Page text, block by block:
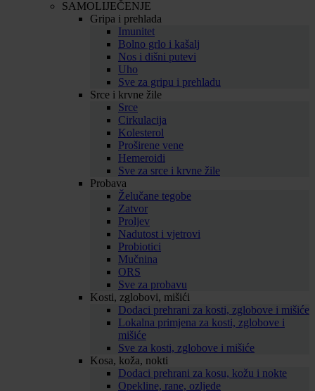
SAMOLIJEČENJE
Gripa i prehlada
Imunitet
Bolno grlo i kašalj
Nos i dišni putevi
Uho
Sve za gripu i prehladu
Srce i krvne žile
Srce
Cirkulacija
Kolesterol
Proširene vene
Hemeroidi
Sve za srce i krvne žile
Probava
Želučane tegobe
Zatvor
Proljev
Nadutost i vjetrovi
Probiotici
Mučnina
ORS
Sve za probavu
Kosti, zglobovi, mišići
Dodaci prehrani za kosti, zglobove i mišiće
Lokalna primjena za kosti, zglobove i
mišiće
Sve za kosti, zglobove i mišiće
Kosa, koža, nokti
Dodaci prehrani za kosu, kožu i nokte
Opekline, rane, ozljede